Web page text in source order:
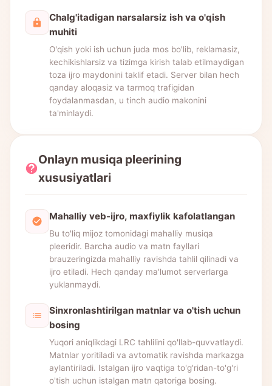
Chalg'itadigan narsalarsiz ish va o'qish
muhiti
O'qish yoki ish uchun juda mos bo'lib, reklamasiz,
kechikishlarsiz va tizimga kirish talab etilmaydigan
toza ijro maydonini taklif etadi. Server bilan hech
qanday aloqasiz va tarmoq trafigidan
foydalanmasdan, u tinch audio makonini
ta'minlaydi.
Onlayn musiqa pleerining
xususiyatlari
Mahalliy veb-ijro, maxfiylik kafolatlangan
Bu to'liq mijoz tomonidagi mahalliy musiqa
pleeridir. Barcha audio va matn fayllari
brauzeringizda mahalliy ravishda tahlil qilinadi va
ijro etiladi. Hech qanday ma'lumot serverlarga
yuklanmaydi.
Sinxronlashtirilgan matnlar va o'tish uchun
bosing
Yuqori aniqlikdagi LRC tahlilini qo'llab-quvvatlaydi.
Matnlar yoritiladi va avtomatik ravishda markazga
aylantiriladi. Istalgan ijro vaqtiga to'g'ridan-to'g'ri
o'tish uchun istalgan matn qatoriga bosing.